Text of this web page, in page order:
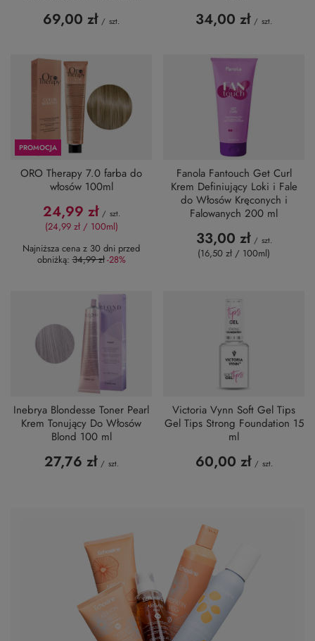
69,00 zł / szt. 34,00 zł / szt.
PROMOCJA
ORO Therapy 7.0 farba do
włosów 100ml
24,99 zł / szt.
(24,99 zł / 100ml)
Najniższa cena z 30 dni przed
obniżką:34,99 zł-28%
Fanola Fantouch Get Curl
Krem Definiujący Loki i Fale
do Włosów Kręconych i
Falowanych 200 ml
33,00 zł / szt.
(16,50 zł / 100ml)
Inebrya Blondesse Toner Pearl
Krem Tonujący Do Włosów
Blond 100 ml
27,76 zł / szt.
Victoria Vynn Soft Gel Tips
Gel Tips Strong Foundation 15
ml
60,00 zł / szt.